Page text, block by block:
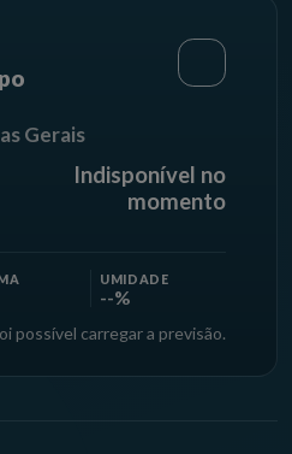
Gerais
Indisponível no
momento
UMIDADE
--%
possível carregar a previsão.